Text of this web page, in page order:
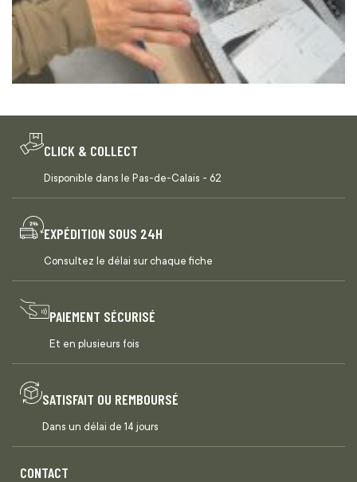
CLICK & COLLECT
Disponible dans le Pas-de-Calais - 62
EXPÉDITION SOUS 24H
Consultez le délai sur chaque fiche
PAIEMENT SÉCURISÉ
Et en plusieurs fois
SATISFAIT OU REMBOURSÉ
Dans un délai de 14 jours
CONTACT